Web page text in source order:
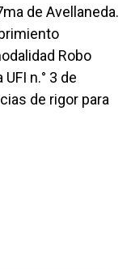
de Avellaneda.
Robo
n.° 3 de
de rigor para